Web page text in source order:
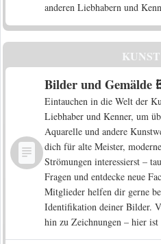
anderen Liebhabern und
Bilder und
Eintauchen in die Welt der
Liebhaber und Kenner, um
Aquarelle und andere
dich für alte Meister,
Strömungen interessierst –
Fragen und entdecke neue
Mitglieder helfen dir gerne
Identifikation deiner Bilder.
hin zu Zeichnungen – hier